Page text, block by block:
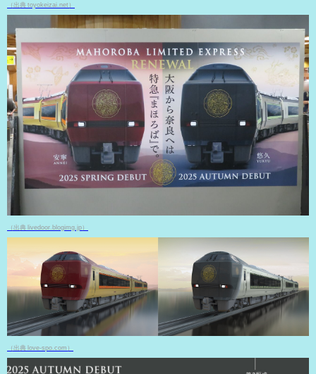
（出典 toyokeizai.net）
（出典 livedoor.blogimg.jp）
（出典 love-spo.com）